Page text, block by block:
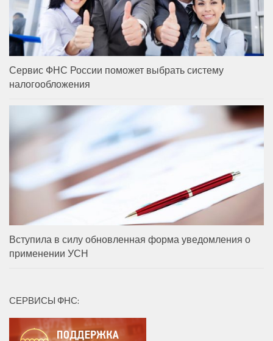
Сервис ФНС России поможет выбрать систему
налогообложения
Вступила в силу обновленная форма уведомления о
применении УСН
СЕРВИСЫ ФНС: